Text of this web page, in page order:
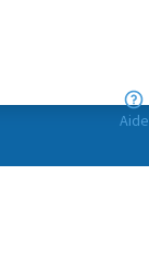
Aide